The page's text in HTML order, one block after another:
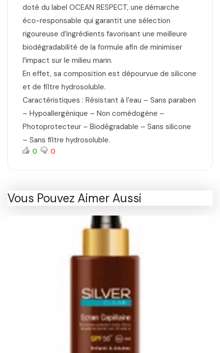
doté du label OCEAN RESPECT, une démarche
éco-responsable qui garantit une sélection
rigoureuse d’ingrédients favorisant une meilleure
biodégradabilité de la formule afin de minimiser
l’impact sur le milieu marin.
En effet, sa composition est dépourvue de silicone
et de filtre hydrosoluble.
Caractéristiques : Résistant à l’eau – Sans paraben
– Hypoallergénique – Non comédogène –
Photoprotecteur – Biodégradable – Sans silicone
– Sans filtre hydrosoluble.
0 0
Vous Pouvez Aimer Aussi